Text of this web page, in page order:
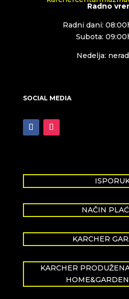
Radno
Radni dani:
Subota:
Nedelja:
SOCIAL MEDIA
NAČIN
KARCHER
KARCHER